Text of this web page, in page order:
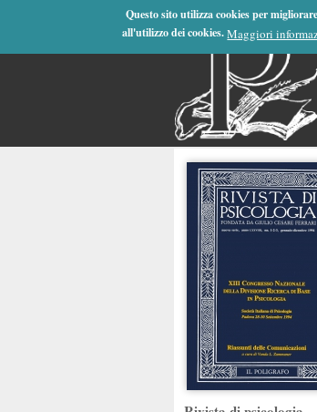
Questo sito utilizza cookies per
all'utilizzo dei cookies. Maggiori